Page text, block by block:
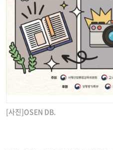
[사진]OSEN DB.